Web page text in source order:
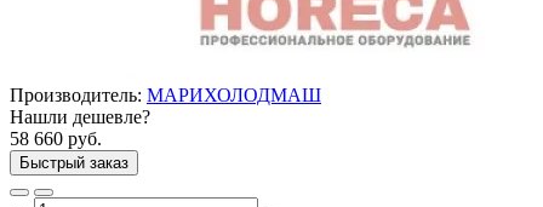
Производитель: МАРИХОЛОДМАШ
Нашли дешевле?
58 660 руб.
Быстрый заказ